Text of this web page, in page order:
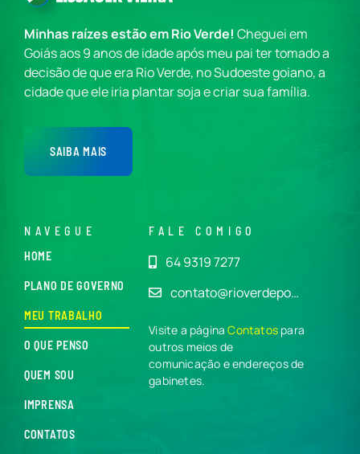
Minhas raízes estão em Rio Verde! Cheguei em
Goiás aos 9 anos de idade após meu pai ter tomado a
decisão de que era Rio Verde, no Sudoeste goiano, a
cidade que ele iria plantar soja e criar sua família.
SAIBA MAIS
NAVEGUE
HOME
PLANO DE GOVERNO
MEU TRABALHO
O QUE PENSO
QUEM SOU
IMPRENSA
CONTATOS
FALE COMIGO
64 9319 7277
contato@rioverdepo…
Visite a páginaContatos para
outros meios de
comunicação e endereços de
gabinetes.